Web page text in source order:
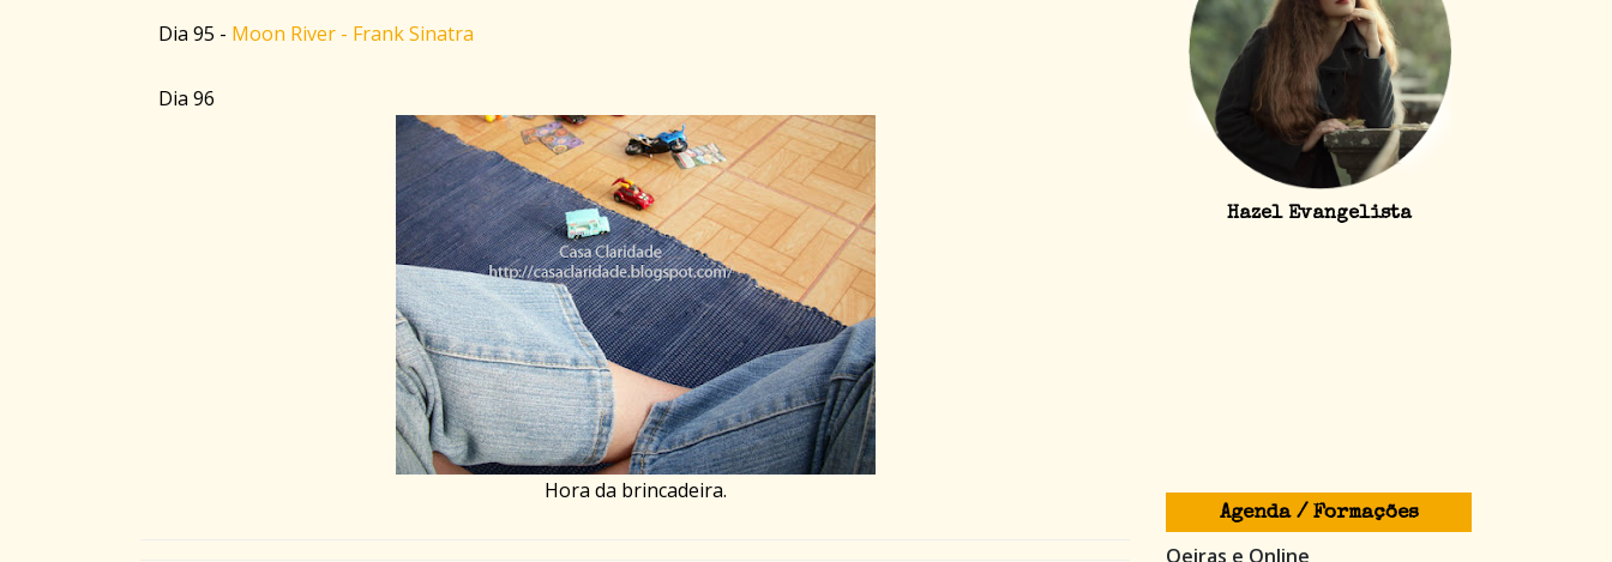
Dia 95 - Moon River - Frank Sinatra
Dia 96
Hora da brincadeira.
Hazel Evangelista
Agenda / Formações
Oeiras e Online